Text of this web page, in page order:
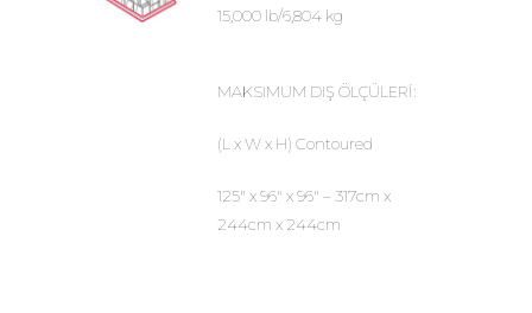
15,000 lb/6,804 kg
MAKSIMUM DIŞ ÖLÇÜLERİ:
(L x W x H) Contoured
125″ x 96″ x 96″ – 317cm x
244cm x 244cm